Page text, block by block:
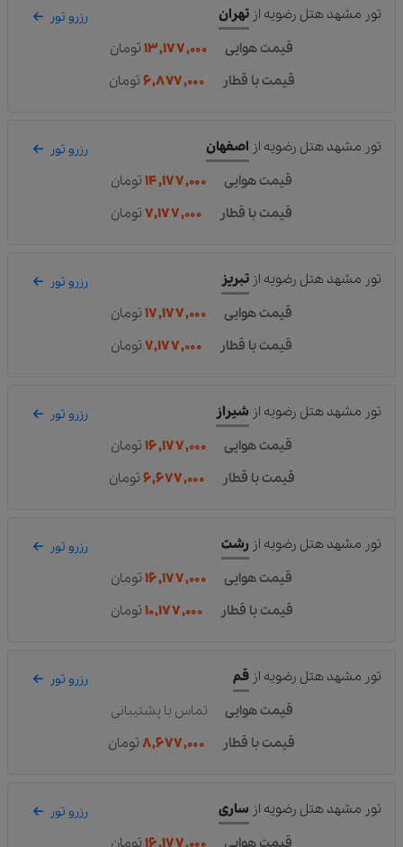
تور مشهد هتل رضویه از تهران رزرو تور
قیمت هوایی ۱۳,۱۷۷,۰۰۰ تومان
قیمت با قطار
۶,۸۷۷,۰۰۰ تومان
تور مشهد هتل رضویه از اصفهان رزرو تور
قیمت هوایی ۱۴,۱۷۷,۰۰۰ تومان
قیمت با قطار
۷,۱۷۷,۰۰۰ تومان
تور مشهد هتل رضویه از تبریز رزرو تور
قیمت هوایی ۱۷,۱۷۷,۰۰۰ تومان
قیمت با قطار
۷,۱۷۷,۰۰۰ تومان
تور مشهد هتل رضویه از شیراز رزرو تور
قیمت هوایی ۱۶,۱۷۷,۰۰۰ تومان
قیمت با قطار
۶,۶۷۷,۰۰۰ تومان
تور مشهد هتل رضویه از رشت رزرو تور
قیمت هوایی ۱۶,۱۷۷,۰۰۰ تومان
قیمت با قطار
۱۰,۱۷۷,۰۰۰ تومان
تور مشهد هتل رضویه از قم رزرو تور
قیمت هوایی
تماس با پشتیبانی
قیمت با قطار
۸,۶۷۷,۰۰۰ تومان
تور مشهد هتل رضویه از ساری رزرو تور
قیمت هوایی ۱۶,۱۷۷,۰۰۰ تومان